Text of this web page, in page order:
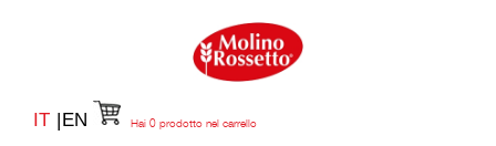
IT EN Hai 0 prodotto nel carrello